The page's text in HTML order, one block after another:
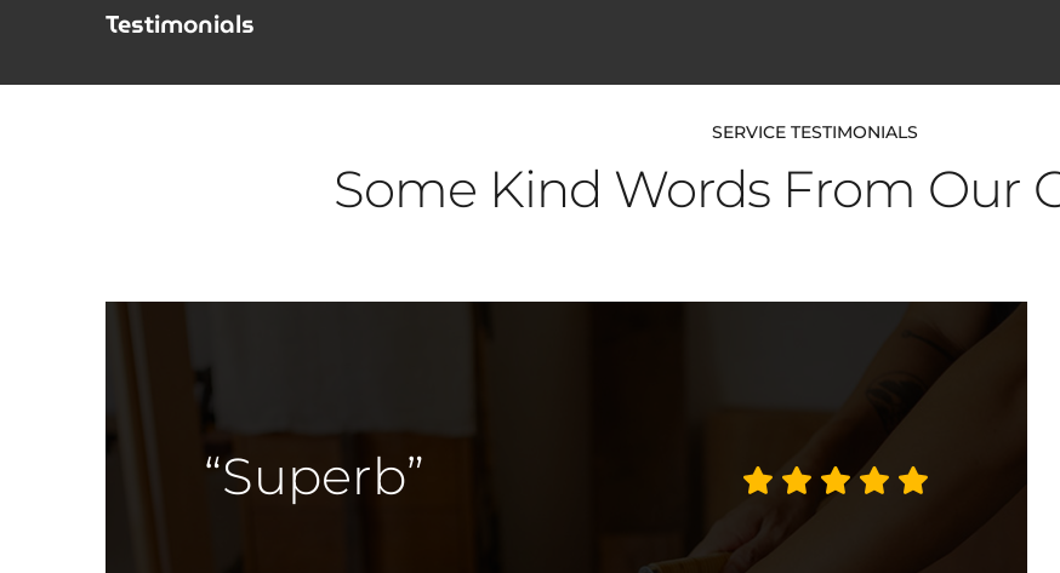
Testimonials
SERVICE TESTIMONIALS
Some Kind Words From Our
“Superb”